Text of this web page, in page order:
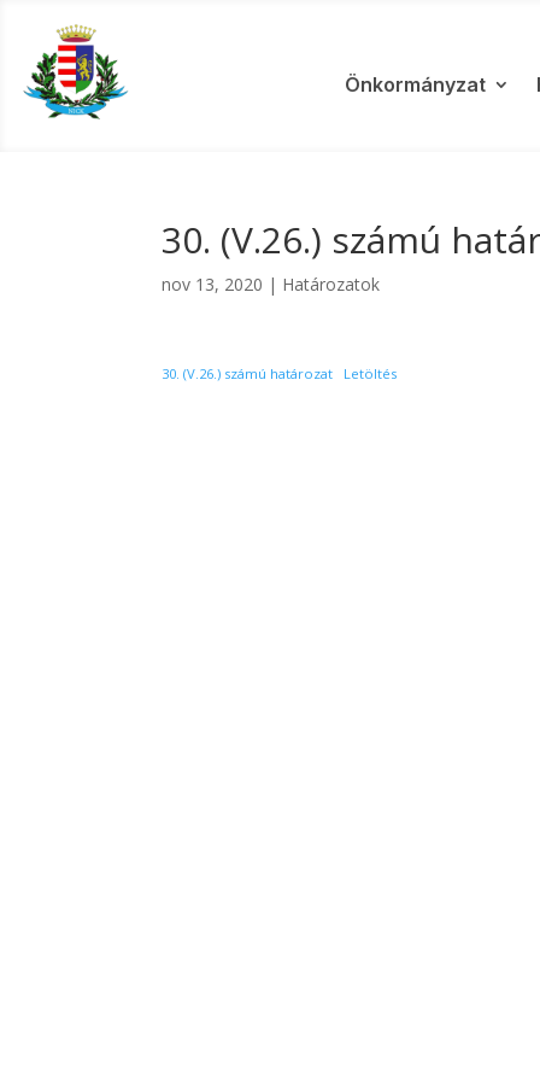
Önkormányzat
30. (V.26.) számú
nov 13, 2020 | Határozatok
30. (V.26.) számú határozat Letöltés